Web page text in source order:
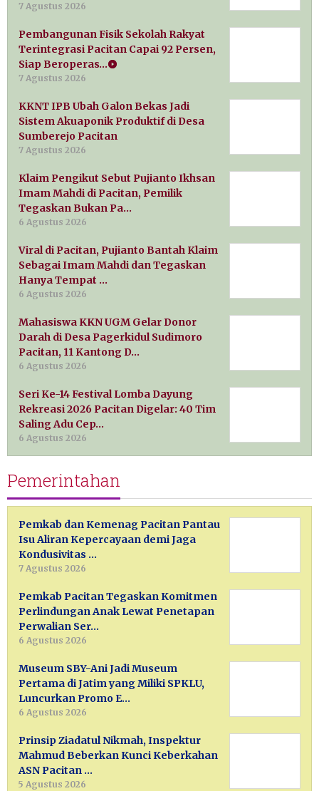
7 Agustus 2026
Pembangunan Fisik Sekolah Rakyat
Terintegrasi Pacitan Capai 92 Persen,
Siap Beroperas…
7 Agustus 2026
KKNT IPB Ubah Galon Bekas Jadi
Sistem Akuaponik Produktif di Desa
Sumberejo Pacitan
7 Agustus 2026
Klaim Pengikut Sebut Pujianto Ikhsan
Imam Mahdi di Pacitan, Pemilik
Tegaskan Bukan Pa…
6 Agustus 2026
Viral di Pacitan, Pujianto Bantah Klaim
Sebagai Imam Mahdi dan Tegaskan
Hanya Tempat …
6 Agustus 2026
Mahasiswa KKN UGM Gelar Donor
Darah di Desa Pagerkidul Sudimoro
Pacitan, 11 Kantong D…
6 Agustus 2026
Seri Ke-14 Festival Lomba Dayung
Rekreasi 2026 Pacitan Digelar: 40 Tim
Saling Adu Cep…
6 Agustus 2026
Pemerintahan
Pemkab dan Kemenag Pacitan Pantau
Isu Aliran Kepercayaan demi Jaga
Kondusivitas …
7 Agustus 2026
Pemkab Pacitan Tegaskan Komitmen
Perlindungan Anak Lewat Penetapan
Perwalian Ser…
6 Agustus 2026
Museum SBY-Ani Jadi Museum
Pertama di Jatim yang Miliki SPKLU,
Luncurkan Promo E…
6 Agustus 2026
Prinsip Ziadatul Nikmah, Inspektur
Mahmud Beberkan Kunci Keberkahan
ASN Pacitan …
5 Agustus 2026